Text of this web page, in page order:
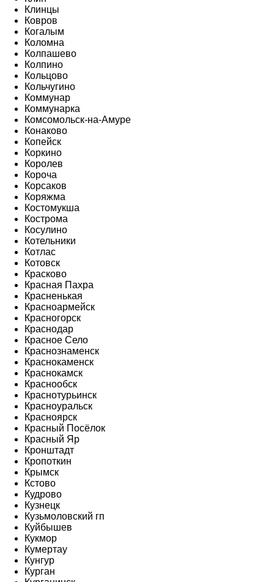
Клинцы
Ковров
Когалым
Коломна
Колпашево
Колпино
Кольцово
Кольчугино
Коммунар
Коммунарка
Комсомольск-на-Амуре
Конаково
Копейск
Коркино
Королев
Короча
Корсаков
Коряжма
Костомукша
Кострома
Косулино
Котельники
Котлас
Котовск
Красково
Красная Пахра
Красненькая
Красноармейск
Красногорск
Краснодар
Красное Село
Краснознаменск
Краснокаменск
Краснокамск
Краснообск
Краснотурьинск
Красноуральск
Красноярск
Красный Посёлок
Красный Яр
Кронштадт
Кропоткин
Крымск
Кстово
Кудрово
Кузнецк
Кузьмоловский гп
Куйбышев
Кукмор
Кумертау
Кунгур
Курган